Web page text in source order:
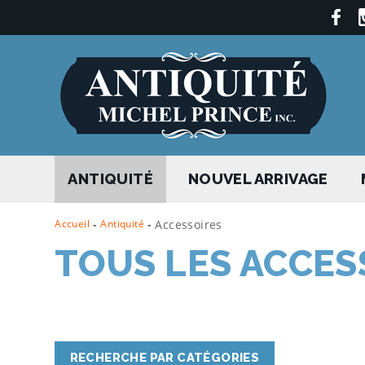
ANTIQUITÉ NOUVEL ARRIVAGE
Accueil - Antiquité - Accessoires
TOUS LES
RECHERCHE PAR CATÉGORIES